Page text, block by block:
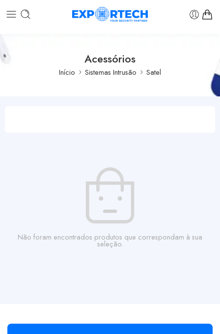
Acessórios
Início Sistemas Intrusão Satel
Não foram encontrados produtos que correspondam à sua
seleção.